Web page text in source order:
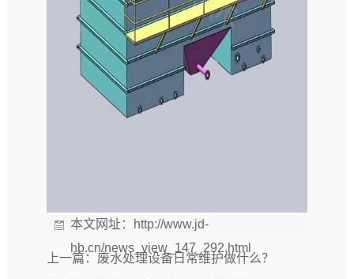
本文网址：
http://www.jd-
hb.cn/news_view_147_292.html
上一篇： 废水处理设备日常维护做什么？